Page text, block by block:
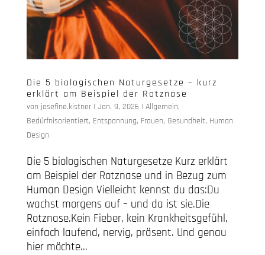
Die 5 biologischen Naturgesetze – kurz
erklärt am Beispiel der Rotznase
von josefine.kistner| Jan. 9, 2026 | Allgemein,
Bedürfnisorientiert, Entspannung, Frauen, Gesundheit, Human
Design
Die 5 biologischen Naturgesetze Kurz erklärt
am Beispiel der Rotznase und in Bezug zum
Human Design Vielleicht kennst du das:Du
wachst morgens auf – und da ist sie.Die
Rotznase.Kein Fieber, kein Krankheitsgefühl,
einfach laufend, nervig, präsent. Und genau
hier möchte...